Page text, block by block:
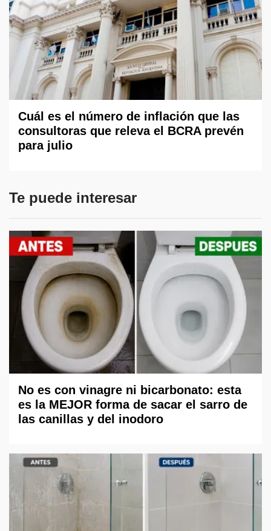
Cuál es el número de inflación que las
consultoras que releva el BCRA prevén
para julio
Te puede interesar
No es con vinagre ni bicarbonato: esta
es la MEJOR forma de sacar el sarro de
las canillas y del inodoro